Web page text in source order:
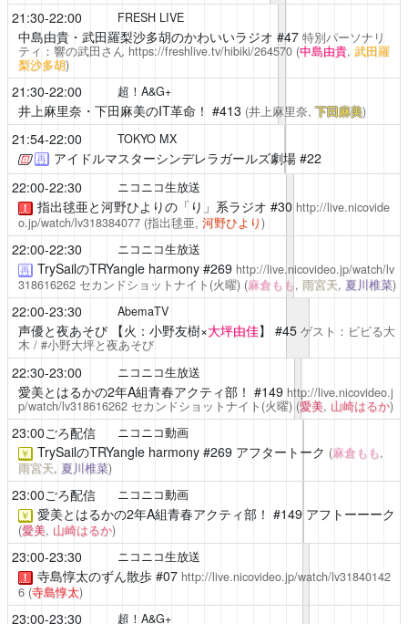
21:30-22:00 FRESH LIVE
中島由貴・武田羅梨沙多胡のかわいいラジオ #47 特別パーソナリ
ティ：響の武田さん https://freshlive.tv/hibiki/264570 (中島由貴, 武田羅
梨沙多胡)
21:30-22:00 超！A&G+
井上麻里奈・下田麻美のIT革命！ #413 (井上麻里奈,下田麻美)
21:54-22:00 TOKYO MX
再 アイドルマスターシンデレラガールズ劇場#22
22:00-22:30
ニコニコ生放送
！ 指出毬亜と河野ひよりの「り」系ラジオ #30 http://live.nicovide
o.jp/watch/lv318384077 (指出毬亜, 河野ひより)
22:00-22:30 ニコニコ生放送
再 TrySailのTRYangle harmony#269 http://live.nicovideo.jp/watch/lv
318616262セカンドショットナイト(火曜) (麻倉もも, 雨宮天, 夏川椎菜)
22:00-23:30 AbemaTV
声優と夜あそび【火：小野友樹×大坪由佳】 #45 ゲスト：ビビる大
木 / #小野大坪と夜あそび
22:30-23:00 ニコニコ生放送
愛美とはるかの2年A組青春アクティ部！ #149 http://live.nicovideo.j
p/watch/lv318616262セカンドショットナイト(火曜) (愛美, 山崎はるか)
23:00ごろ配信 ニコニコ動画
￥ TrySailのTRYangle harmony#269 アフタートーク (麻倉もも,
雨宮天, 夏川椎菜)
23:00ごろ配信 ニコニコ動画
￥ 愛美とはるかの2年A組青春アクティ部！ #149 アフトーーーク
(愛美, 山崎はるか)
23:00-23:30 ニコニコ生放送
！ 寺島惇太のずん散歩#07 http://live.nicovideo.jp/watch/lv31840142
6 (寺島惇太)
23:00-23:30 超！A&G+